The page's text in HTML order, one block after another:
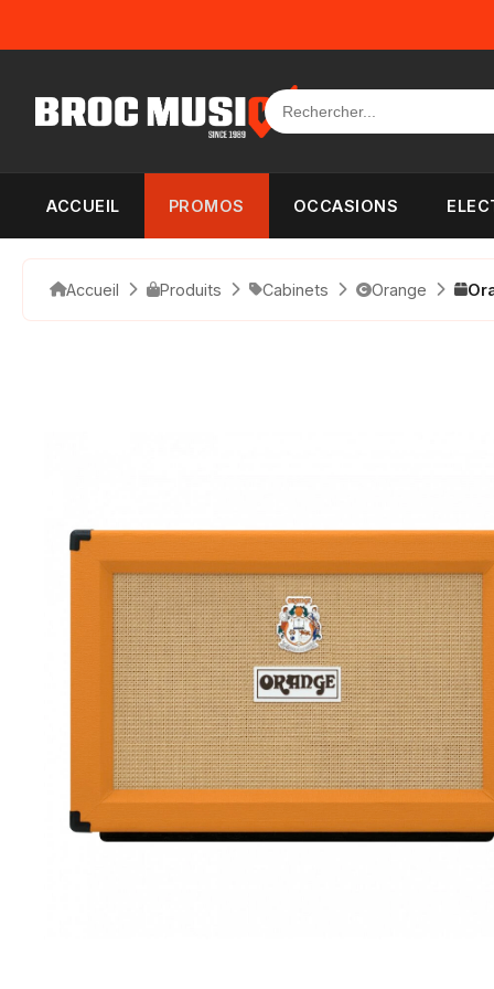
ACCUEIL PROMOS OCCASIONS
Accueil Produits Cabinets Orange